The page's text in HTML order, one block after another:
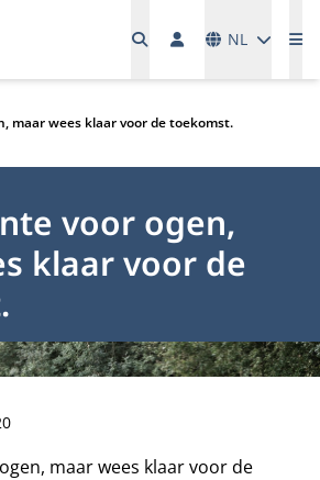
NL
maar wees klaar voor de toekomst.
voor ogen,
klaar voor de
maar wees klaar voor de